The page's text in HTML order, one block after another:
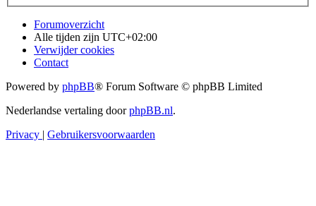
Forumoverzicht
Alle tijden zijn UTC+02:00
Verwijder cookies
Contact
Powered by phpBB® Forum Software © phpBB Limited
Nederlandse vertaling doorphpBB.nl.
Privacy | Gebruikersvoorwaarden